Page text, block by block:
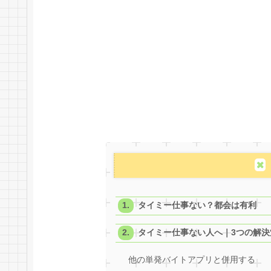
タイミー仕事ない？都会は有利
タイミー仕事ない人へ｜3つの解
他の単発バイトアプリと併用する